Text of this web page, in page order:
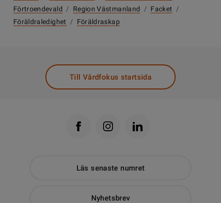
Förtroendevald / Region Västmanland / Facket
/
Föräldraledighet
/ Föräldraskap
Till Vårdfokus startsida
Läs senaste numret
Nyhetsbrev